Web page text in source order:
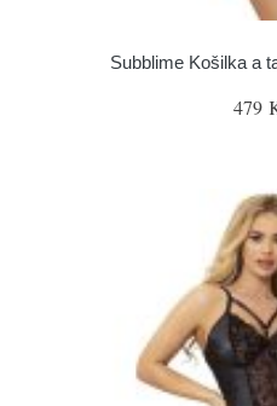
Subblime Košilka a
479